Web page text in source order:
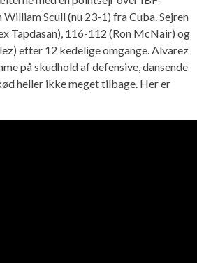
Scull (nu 23-1) fra Cuba. Sejren
Tapdasan), 116-112 (Ron McNair) og
efter 12 kedelige omgange. Alvarez
på skudhold af defensive, dansende
heller ikke meget tilbage. Her er